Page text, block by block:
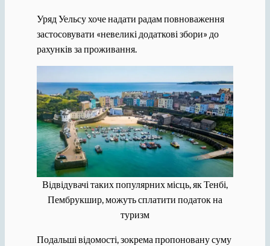
Уряд Уельсу хоче надати радам повноваження
застосовувати «невеликі додаткові збори» до
рахунків за проживання.
Відвідувачі таких популярних місць, як Тенбі,
Пембрукшир, можуть сплатити податок на
туризм
Подальші відомості, зокрема пропоновану суму